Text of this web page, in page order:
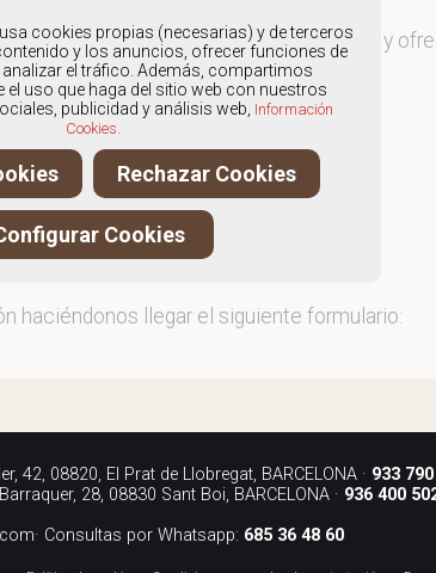
de hombre marca Fluchos S.L , y
a los teléfonos:
electrónico a:
haciéndonos llegar el siguiente formulario:
42, 08820, El Prat de Llobregat, BARCELONA · 933
28, 08830 Sant Boi, BARCELONA · 936 400
· Consultas por Whatsapp: 685 36 48 60
usa cookies propias (necesarias) y de terceros
y los anuncios, ofrecer funciones de
el tráfico. Además, compartimos
uso que haga del sitio web con nuestros
publicidad y análisis web, Información
Cookies.
Rechazar Cookies
Cookies